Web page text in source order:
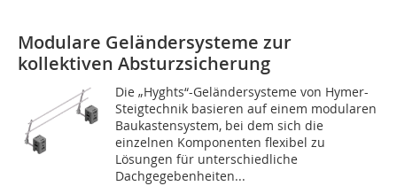
Modulare Geländersysteme zur
kollektiven Absturzsicherung
Die „Hyghts“-Geländersysteme von Hymer-
Steigtechnik basieren auf einem modularen
Baukastensystem, bei dem sich die
einzelnen Komponenten flexibel zu
Lösungen für unterschiedliche
Dachgegebenheiten...